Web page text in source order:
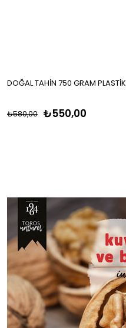
DOĞAL TAHİN 750 GRAM PLASTİK
₺550,00
₺580,00